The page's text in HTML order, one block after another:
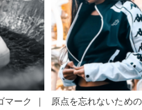
ーク ｜
原点を忘れないため